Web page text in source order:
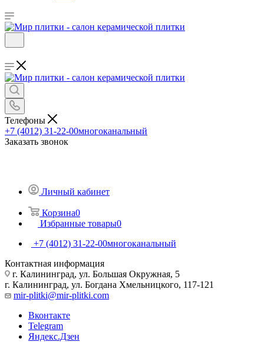
Телефоны
+7 (4012) 31-22-00многоканальный
Заказать звонок
Личный кабинет
Корзина0
Избранные товары0
+7 (4012) 31-22-00многоканальный
Контактная информация
г. Калининград, ул. Большая Окружная, 5
г. Калининград, ул. Богдана Хмельницкого, 117-121
mir-plitki@mir-plitki.com
Вконтакте
Telegram
Яндекс.Дзен